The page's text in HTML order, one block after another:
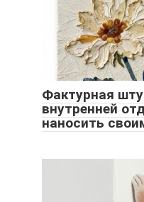
Фактурная
внутренней
наносить